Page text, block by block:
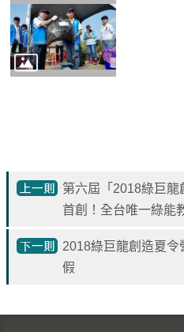
題
English
府
資
第六屆「2018綠巨龍
首創！全台唯一綠能
2018綠巨龍創造夏令
假